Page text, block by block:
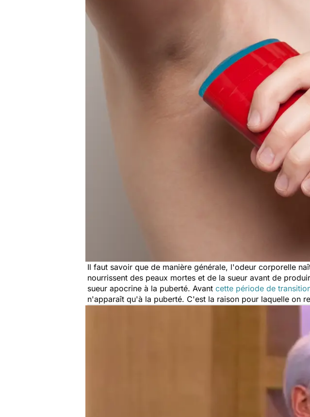
Il faut savoir que de manière générale, l'odeur corporelle
nourrissent des peaux mortes et de la sueur avant de
sueur apocrine à la puberté. Avant cette période de
n'apparaît qu'à la puberté. C'est la raison pour laquelle on